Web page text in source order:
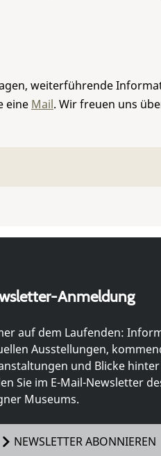
weiterführende
eine Mail. Wir freuen uns
Anmeldung
auf dem Laufenden:
Ausstellungen,
und Blicke
Sie im E-Mail-Newsletter
Museums.
NEWSLETTER ABONNIEREN